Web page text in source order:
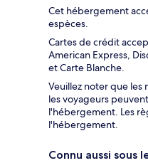
Cet hébergement
espèces.
Cartes de crédit
American Express,
et Carte Blanche.
Veuillez noter que les
les voyageurs
l'hébergement. Les
l'hébergement.
Connu aussi sous